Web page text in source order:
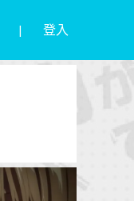
登入